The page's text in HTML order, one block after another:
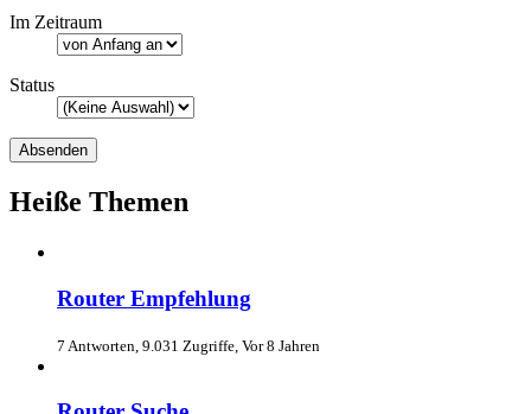
Im Zeitraum
Status
Heiße Themen
Router Empfehlung
7 Antworten, 9.031 Zugriffe, Vor 8 Jahren